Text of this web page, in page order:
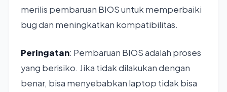
merilis pembaruan BIOS untuk memperbaiki
bug dan meningkatkan kompatibilitas.
Peringatan: Pembaruan BIOS adalah proses
yang berisiko. Jika tidak dilakukan dengan
benar, bisa menyebabkan laptop tidak bisa